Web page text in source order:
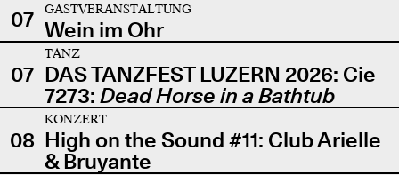
07
GASTVERANSTALTUNG
Wein im Ohr
07
TANZ
DAS TANZFEST LUZERN 2026: Cie
7273: Dead Horse in a Bathtub
08
KONZERT
High on the Sound #11: Club Arielle
& Bruyante